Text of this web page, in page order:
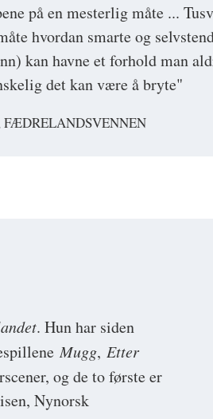
på en mesterlig måte ...
hvordan smarte og
kan havne et forhold man
det kan være å bryte"
FÆDRELANDSVENNEN
. Hun har siden
Mugg, Etter
og de to første er
Nynorsk